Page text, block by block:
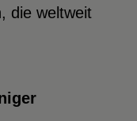
die weltweit